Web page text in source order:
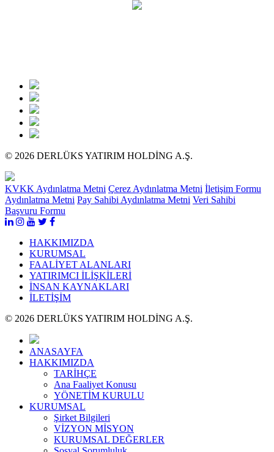
© 2026 DERLÜKS YATIRIM HOLDİNG A.Ş.
KVKK Aydınlatma Metni Çerez Aydınlatma Metni İletişim Formu
Aydınlatma Metni Pay Sahibi Aydınlatma Metni Veri Sahibi
Başvuru Formu
HAKKIMIZDA
KURUMSAL
FAALİYET ALANLARI
YATIRIMCI İLİŞKİLERİ
İNSAN KAYNAKLARI
İLETİŞİM
© 2026 DERLÜKS YATIRIM HOLDİNG A.Ş.
ANASAYFA
HAKKIMIZDA
TARİHÇE
Ana Faaliyet Konusu
YÖNETİM KURULU
KURUMSAL
Şirket Bilgileri
VİZYON MİSYON
KURUMSAL DEĞERLER